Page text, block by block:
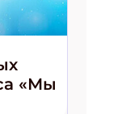
«Мы